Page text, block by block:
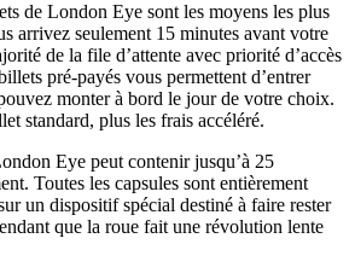
de London Eye sont les moyens les plus
arrivez seulement 15 minutes avant votre
de la file d’attente avec priorité d’accès
pré-payés vous permettent d’entrer
monter à bord le jour de votre choix.
standard, plus les frais accéléré.
Eye peut contenir jusqu’à 25
Toutes les capsules sont entièrement
un dispositif spécial destiné à faire rester
que la roue fait une révolution lente